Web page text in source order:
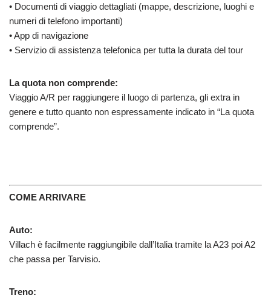
• Documenti di viaggio dettagliati (mappe, descrizione, luoghi e
numeri di telefono importanti)
• App di navigazione
• Servizio di assistenza telefonica per tutta la durata del tour
La quota non comprende:
Viaggio A/R per raggiungere il luogo di partenza, gli extra in
genere e tutto quanto non espressamente indicato in “La quota
comprende”.
COME ARRIVARE
Auto:
Villach è facilmente raggiungibile dall’Italia tramite la A23 poi A2
che passa per Tarvisio.
Treno: